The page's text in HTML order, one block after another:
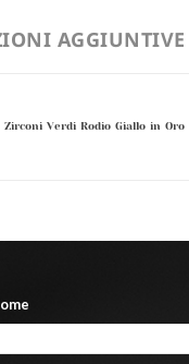
AGGIUNTIVE
Verdi Rodio Giallo in Oro